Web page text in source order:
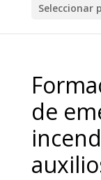
Seleccionar
de